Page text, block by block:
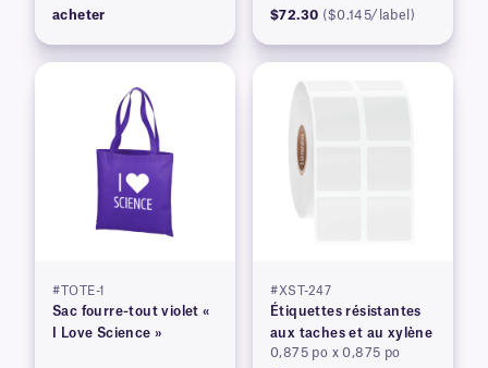
acheter
$72.30 ($0.145/label)
#TOTE-1
Sac fourre-tout violet «
I Love Science »
#XST-247
Étiquettes résistantes
aux taches et au xylène
0,875 po x 0,875 po